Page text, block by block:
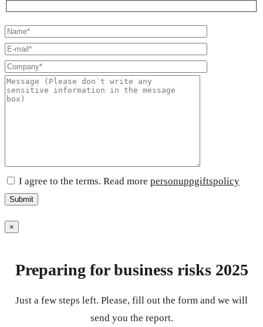
I agree to the terms. Read more personuppgiftspolicy
×
Preparing for business risks 2025
Just a few steps left. Please, fill out the form and we will
send you the report.